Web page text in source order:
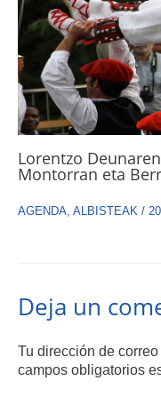
Lorentzo
Montorran eta
AGENDA ALBISTEAK /
Deja un
Tu dirección de
campos obligatorios